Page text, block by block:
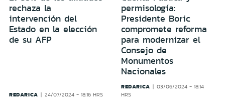
rechaza la
intervención del
Estado en la elección
de su AFP
REDARICA 24/07/2024 - 18:16 HRS
permisología:
Presidente Boric
compromete reforma
para modernizar el
Consejo de
Monumentos
Nacionales
REDARICA
03/06/2024 - 18:14
HRS